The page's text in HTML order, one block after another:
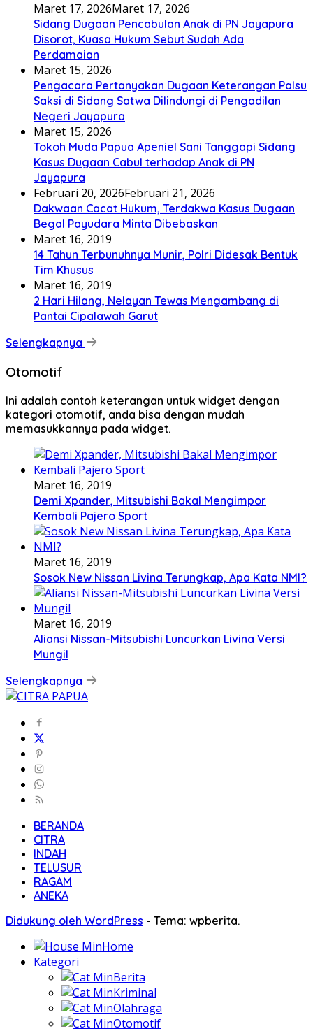
Maret 17, 2026Maret 17, 2026
Sidang Dugaan Pencabulan Anak di PN Jayapura
Disorot, Kuasa Hukum Sebut Sudah Ada
Perdamaian
Maret 15, 2026
Pengacara Pertanyakan Dugaan Keterangan Palsu
Saksi di Sidang Satwa Dilindungi di Pengadilan
Negeri Jayapura
Maret 15, 2026
Tokoh Muda Papua Apeniel Sani Tanggapi Sidang
Kasus Dugaan Cabul terhadap Anak di PN
Jayapura
Februari 20, 2026Februari 21, 2026
Dakwaan Cacat Hukum, Terdakwa Kasus Dugaan
Begal Payudara Minta Dibebaskan
Maret 16, 2019
14 Tahun Terbunuhnya Munir, Polri Didesak Bentuk
Tim Khusus
Maret 16, 2019
2 Hari Hilang, Nelayan Tewas Mengambang di
Pantai Cipalawah Garut
Selengkapnya
Otomotif
Ini adalah contoh keterangan untuk widget dengan
kategori otomotif, anda bisa dengan mudah
memasukkannya pada widget.
Maret 16, 2019
Demi Xpander, Mitsubishi Bakal Mengimpor
Kembali Pajero Sport
Maret 16, 2019
Sosok New Nissan Livina Terungkap, Apa Kata NMI?
Maret 16, 2019
Aliansi Nissan-Mitsubishi Luncurkan Livina Versi
Mungil
Selengkapnya
BERANDA
CITRA
INDAH
TELUSUR
RAGAM
ANEKA
Didukung oleh WordPress - Tema: wpberita.
Home
Kategori
Berita
Kriminal
Olahraga
Otomotif